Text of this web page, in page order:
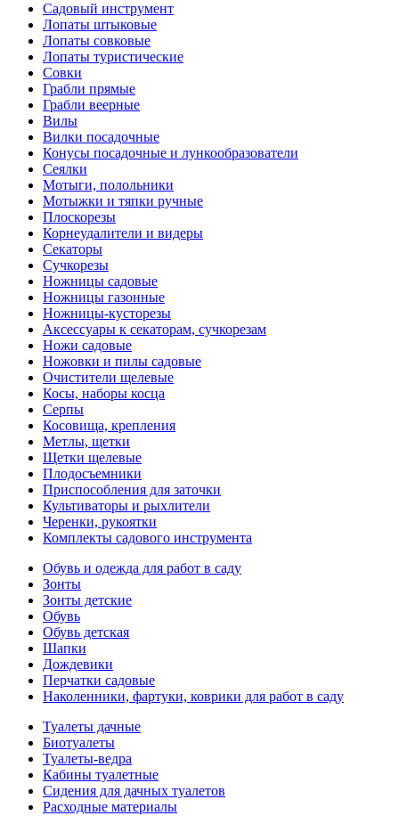
Садовый инструмент
Лопаты штыковые
Лопаты совковые
Лопаты туристические
Совки
Грабли прямые
Грабли веерные
Вилы
Вилки посадочные
Конусы посадочные и лункообразователи
Сеялки
Мотыги, полольники
Мотыжки и тяпки ручные
Плоскорезы
Корнеудалители и видеры
Секаторы
Сучкорезы
Ножницы садовые
Ножницы газонные
Ножницы-кусторезы
Аксессуары к секаторам, сучкорезам
Ножи садовые
Ножовки и пилы садовые
Очистители щелевые
Косы, наборы косца
Серпы
Косовища, крепления
Метлы, щетки
Щетки щелевые
Плодосъемники
Приспособления для заточки
Культиваторы и рыхлители
Черенки, рукоятки
Комплекты садового инструмента
Обувь и одежда для работ в саду
Зонты
Зонты детские
Обувь
Обувь детская
Шапки
Дождевики
Перчатки садовые
Наколенники, фартуки, коврики для работ в саду
Туалеты дачные
Биотуалеты
Туалеты-ведра
Кабины туалетные
Сидения для дачных туалетов
Расходные материалы